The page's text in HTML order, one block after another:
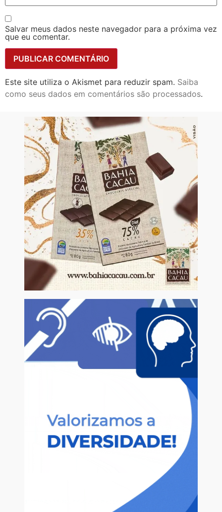
Salvar meus dados neste navegador para a próxima vez
que eu comentar.
Este site utiliza o Akismet para reduzir spam. Saiba
como seus dados em comentários são processados.